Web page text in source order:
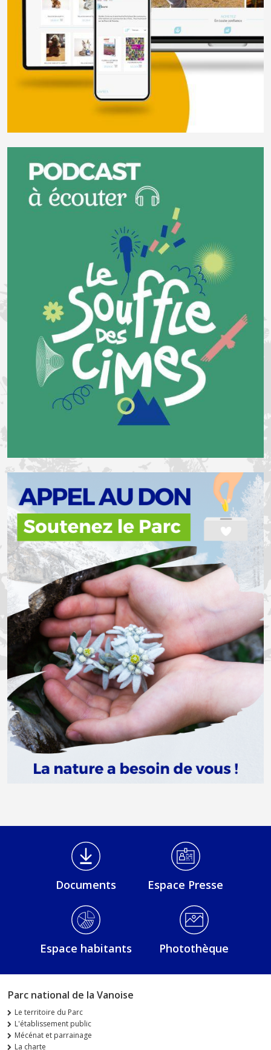
Médiathèque Footer
Documents Espace Presse
Espace habitants Photothèque
Parc national de la Vanoise
Le territoire du Parc
L'établissement public
Mécénat et parrainage
La charte